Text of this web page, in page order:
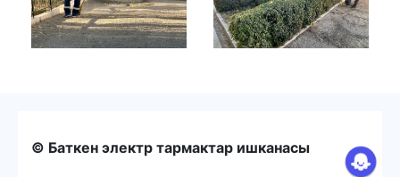
© Баткен электр тармактар ишканасы